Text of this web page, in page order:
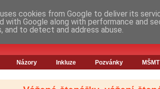
Názory Inkluze Pozvánky MŠMT
cookies from Google to deliver its
with Google along with performance and
and to detect and address abuse.